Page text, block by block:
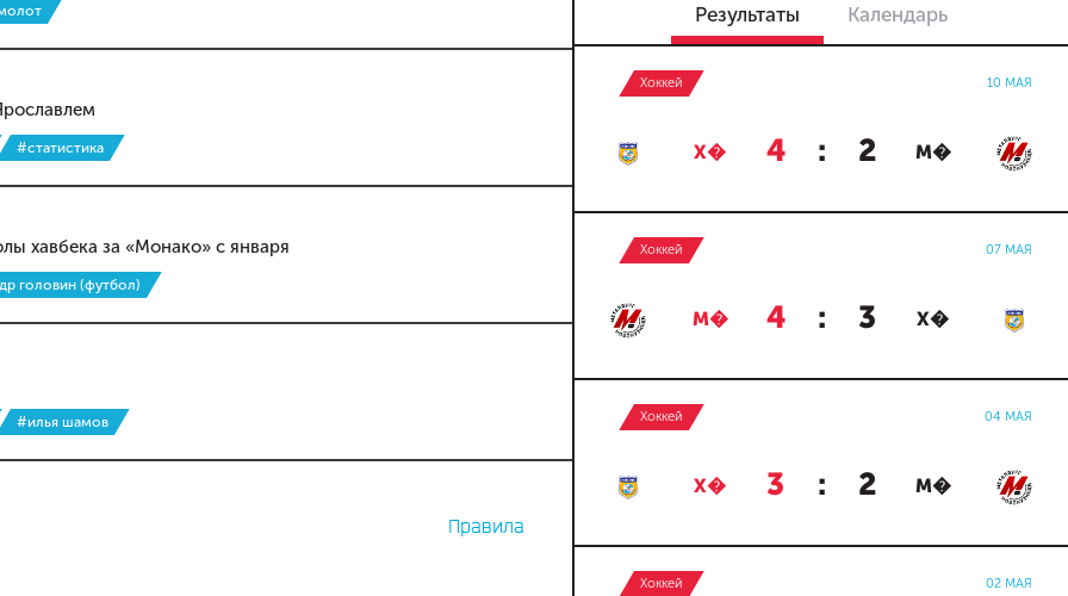
#статистика
хавбека за «Монако» с января
головин (футбол)
#илья шамов
Правила
Результаты Календарь
Хоккей 10 МАЯ
Х� 4 : 2 М�
Хоккей 07 МАЯ
М� 4 : 3 Х�
Хоккей 04 МАЯ
Х� 3 : 2 М�
Хоккей 02 МАЯ